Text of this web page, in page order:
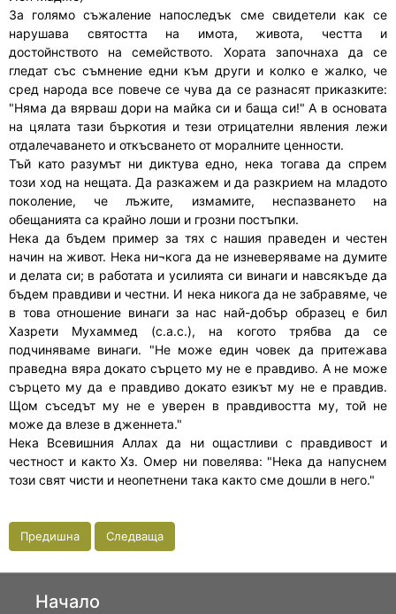
За голямо съжаление напоследък сме свидетели как се
нарушава святостта на имота, живота, честта и
достойнството на семейството. Хората започнаха да се
гледат със съмнение едни към други и колко е жалко, че
сред народа все повече се чува да се разнасят приказките:
"Няма да вярваш дори на майка си и баща си!" А в основата
на цялата тази бъркотия и тези отрицателни явления лежи
отдалечаването и откъсването от моралните ценности.
Тъй като разумът ни диктува едно, нека тогава да спрем
този ход на нещата. Да разкажем и да разкрием на младото
поколение, че лъжите, измамите, неспазването на
обещанията са крайно лоши и грозни постъпки.
Нека да бъдем пример за тях с нашия праведен и честен
начин на живот. Нека ни¬кога да не изневеряваме на думите
и делата си; в работата и усилията си винаги и навсякъде да
бъдем правдиви и честни. И нека никога да не забравяме, че
в това отношение винаги за нас най-добър образец е бил
Хазрети Мухаммед (с.а.с.), на когото трябва да се
подчиняваме винаги. "Не може един човек да притежава
праведна вяра докато сърцето му не е правдиво. А не може
сърцето му да е правдиво докато езикът му не е правдив.
Щом съседът му не е уверен в правдивостта му, той не
може да влезе в дженнета."
Нека Всевишния Аллах да ни ощастливи с правдивост и
честност и както Хз. Омер ни повелява: "Нека да напуснем
този свят чисти и неопетнени така както сме дошли в него."
Предишна Следваща
Начало